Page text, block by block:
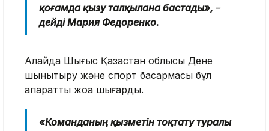
қоғамда қызу талқылана бастады», –
дейді Мария Федоренко.
Алайда Шығыс Қазақстан облысы Дене
шынықтыру және спорт басқармасы бұл
ақпаратты жоққа шығарды.
«Команданың қызметін тоқтату туралы